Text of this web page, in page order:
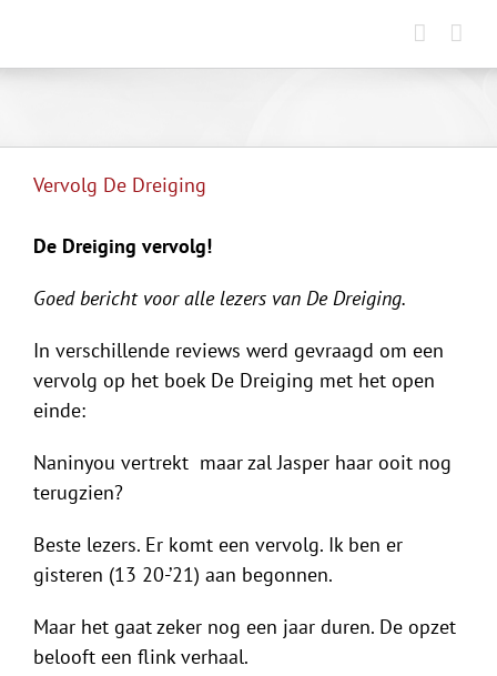
inhoud
Vervolg De Dreiging
De Dreiging vervolg!
Goed bericht voor alle lezers van De Dreiging.
In verschillende reviews werd gevraagd om een
vervolg op het boek De Dreiging met het open
einde:
Naninyou vertrekt maar zal Jasper haar ooit nog
terugzien?
Beste lezers. Er komt een vervolg. Ik ben er
gisteren (13 20-’21) aan begonnen.
Maar het gaat zeker nog een jaar duren. De opzet
belooft een flink verhaal.